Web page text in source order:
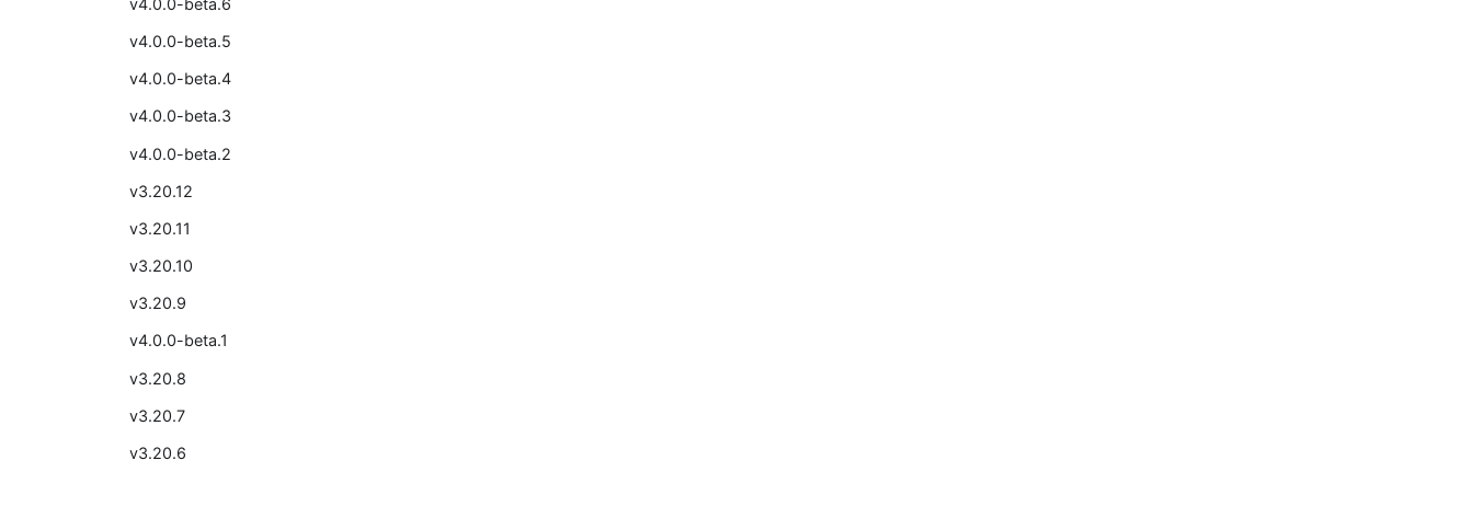
v4.0.0-beta.5
v4.0.0-beta.4
v4.0.0-beta.3
v4.0.0-beta.2
v3.20.12
v3.20.11
v3.20.10
v3.20.9
v4.0.0-beta.1
v3.20.8
v3.20.7
v3.20.6